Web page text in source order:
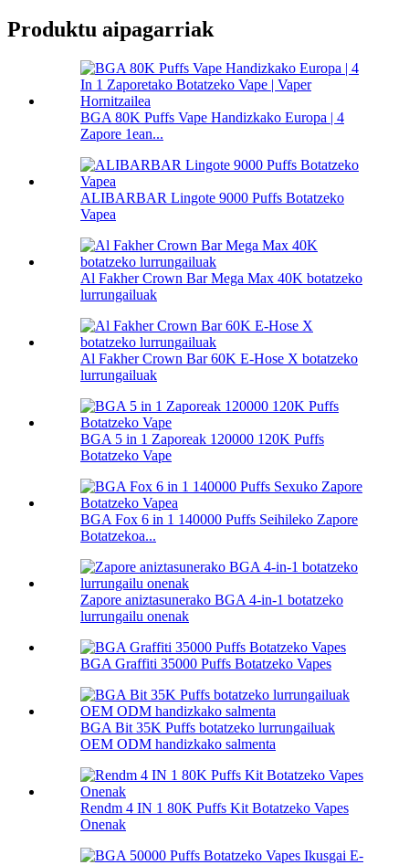
Produktu aipagarriak
BGA 80K Puffs Vape Handizkako Europa | 4
Zapore 1ean...
ALIBARBAR Lingote 9000 Puffs Botatzeko
Vapea
Al Fakher Crown Bar Mega Max 40K botatzeko
lurrungailuak
Al Fakher Crown Bar 60K E-Hose X botatzeko
lurrungailuak
BGA 5 in 1 Zaporeak 120000 120K Puffs
Botatzeko Vape
BGA Fox 6 in 1 140000 Puffs Seihileko Zapore
Botatzekoa...
Zapore aniztasunerako BGA 4-in-1 botatzeko
lurrungailu onenak
BGA Graffiti 35000 Puffs Botatzeko Vapes
BGA Bit 35K Puffs botatzeko lurrungailuak
OEM ODM handizkako salmenta
Rendm 4 IN 1 80K Puffs Kit Botatzeko Vapes
Onenak